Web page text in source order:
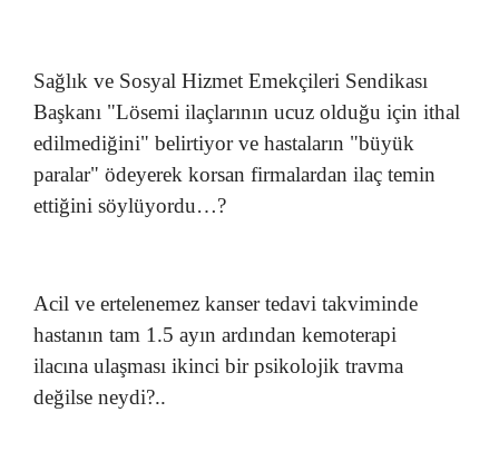
Sağlık ve Sosyal Hizmet Emekçileri Sendikası
Başkanı "Lösemi ilaçlarının ucuz olduğu için ithal
edilmediğini" belirtiyor ve hastaların "büyük
paralar" ödeyerek korsan firmalardan ilaç temin
ettiğini söylüyordu…?
Acil ve ertelenemez kanser tedavi takviminde
hastanın tam 1.5 ayın ardından kemoterapi
ilacına ulaşması ikinci bir psikolojik travma
değilse neydi?..